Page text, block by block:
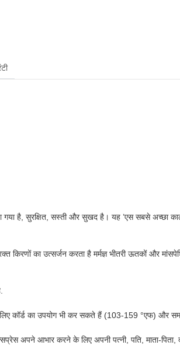
गया है, सुरक्षित, सस्ती और सुखद है। यह ’एस सबसे अच्छा
किरणों का उत्सर्जन करता है मर्मज्ञ भीतरी ऊतकों और
कॉर्ड का उपयोग भी कर सकते हैं (103-159 °एफ) और
अपने आभार करने के लिए अपनी पत्नी, पति, माता-पिता,